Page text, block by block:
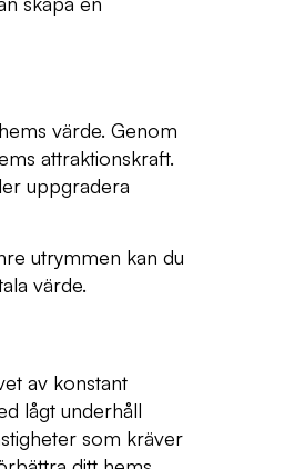
värde. Genom
attraktionskraft.
uppgradera
utrymmen kan du
värde.
av konstant
lågt underhåll
som kräver